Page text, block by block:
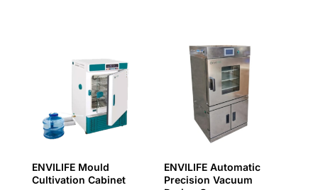
ENVILIFE Mould
Cultivation Cabinet
ENVILIFE Automatic
Precision Vacuum